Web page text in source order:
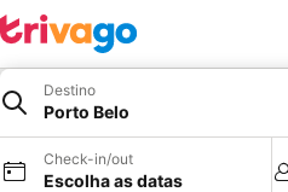
Destino
Porto Belo
Check-in/out
Escolha as datas